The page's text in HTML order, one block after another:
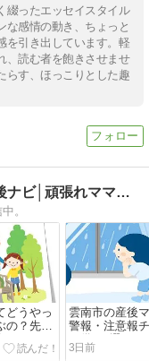
綴ったエッセイスタイル
な感情の動き、ちょっと
を引き出しています。軽
、読む者を飽きさせませ
らす、ほっこりとした趣
35ナビ 産後のママ応援団 - 産後ナビ│頑張れママさん
。
どうやっ
の？先輩
雲南市の産後
警報・注意報
と備え5選
3日前